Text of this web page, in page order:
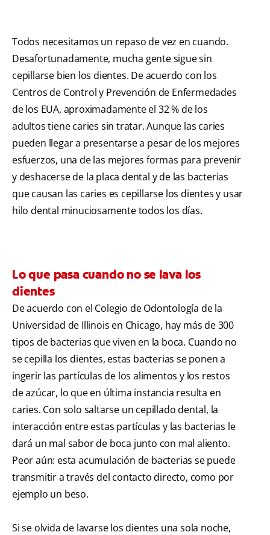
Todos necesitamos un repaso de vez en cuando.
Desafortunadamente, mucha gente sigue sin
cepillarse bien los dientes. De acuerdo con los
Centros de Control y Prevención de Enfermedades
de los EUA, aproximadamente el 32 % de los
adultos tiene caries sin tratar. Aunque las caries
pueden llegar a presentarse a pesar de los mejores
esfuerzos, una de las mejores formas para prevenir
y deshacerse de la placa dental y de las bacterias
que causan las caries es cepillarse los dientes y usar
hilo dental minuciosamente todos los días.
Lo que pasa cuando no se lava los
dientes
De acuerdo con el Colegio de Odontología de la
Universidad de Illinois en Chicago, hay más de 300
tipos de bacterias que viven en la boca. Cuando no
se cepilla los dientes, estas bacterias se ponen a
ingerir las partículas de los alimentos y los restos
de azúcar, lo que en última instancia resulta en
caries. Con solo saltarse un cepillado dental, la
interacción entre estas partículas y las bacterias le
dará un mal sabor de boca junto con mal aliento.
Peor aún: esta acumulación de bacterias se puede
transmitir a través del contacto directo, como por
ejemplo un beso.
Si se olvida de lavarse los dientes una sola noche,